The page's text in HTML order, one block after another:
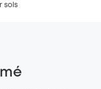
sols